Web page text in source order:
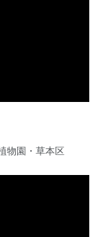
物園・草本区